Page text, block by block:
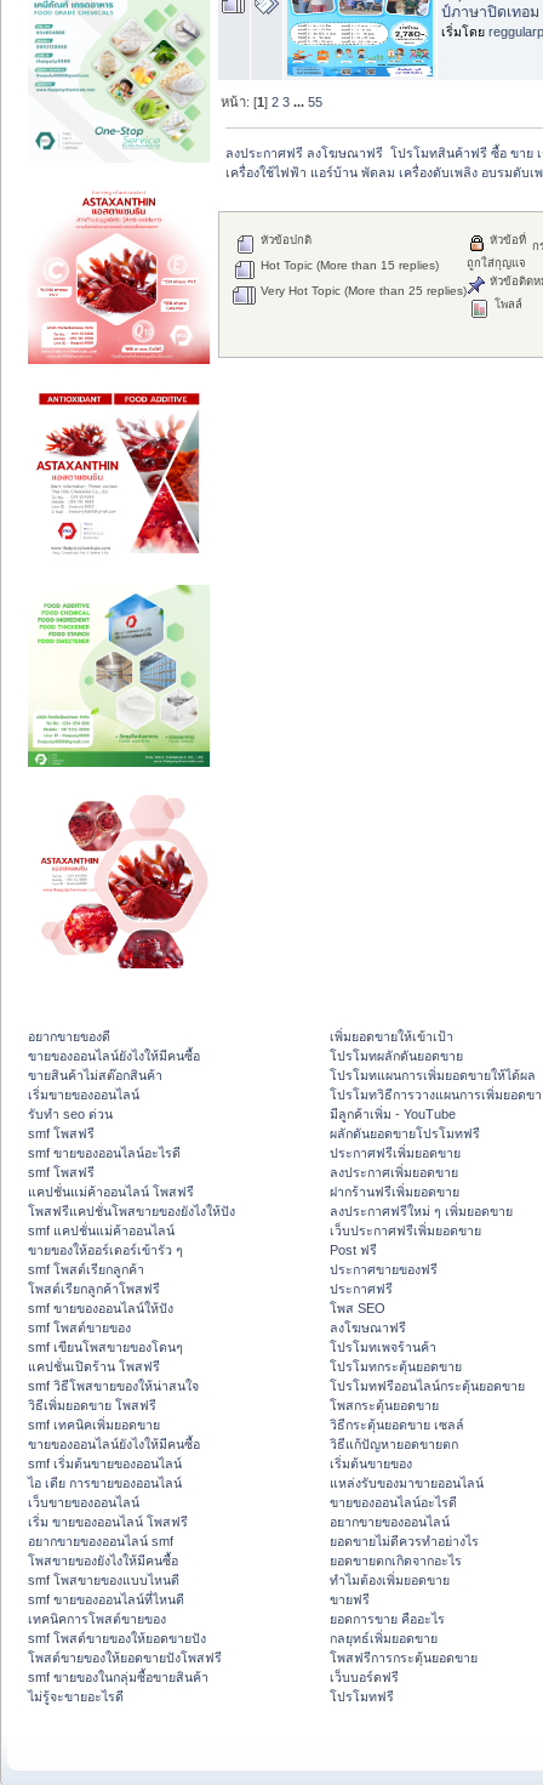
ป์ภาษาปิดเทอม
เริ่มโดย
หน้า: [1]2 3 ...55
ลงประกาศฟรี ลงโฆษณาฟรี  โปรโมทสินค้าฟรี ซื้อ ขาย
เครื่องใช้ไฟฟ้า แอร์บ้าน พัดลม เครื่องดับเพลิง อบรมดับเ
ก
หัวข้อปกติ
Hot Topic (More than 15 replies)
Very Hot Topic (More than 25 replies)
หัวข้อที่
ถูกใส่กุญแจ
หัวข้อติดห
โพลล์
อยากขายของดี
ขายของออนไลน์ยังไงให้มีคนซื้อ
ขายสินค้าไม่สต๊อกสินค้า
เริ่มขายของออนไลน์
รับทำ seo ด่วน
smf โพสฟรี
smf ขายของออนไลน์อะไรดี
smf โพสฟรี
แคปชั่นแม่ค้าออนไลน์ โพสฟรี
โพสฟรีแคปชั่นโพสขายของยังไงให้ปัง
smf แคปชั่นแม่ค้าออนไลน์
ขายของให้ออร์เดอร์เข้ารัว ๆ
smf โพสต์เรียกลูกค้า
โพสต์เรียกลูกค้าโพสฟรี
smf ขายของออนไลน์ให้ปัง
smf โพสต์ขายของ
smf เขียนโพสขายของโดนๆ
แคปชั่นเปิดร้าน โพสฟรี
smf วิธีโพสขายของให้น่าสนใจ
วิธีเพิ่มยอดขาย โพสฟรี
smf เทคนิคเพิ่มยอดขาย
ขายของออนไลน์ยังไงให้มีคนซื้อ
smf เริ่มต้นขายของออนไลน์
ไอ เดีย การขายของออนไลน์
เว็บขายของออนไลน์
เริ่ม ขายของออนไลน์ โพสฟรี
อยากขายของออนไลน์ smf
โพสขายของยังไงให้มีคนซื้อ
smf โพสขายของแบบไหนดี
smf ขายของออนไลน์ที่ไหนดี
เทคนิคการโพสต์ขายของ
smf โพสต์ขายของให้ยอดขายปัง
โพสต์ขายของให้ยอดขายปังโพสฟรี
smf ขายของในกลุ่มซื้อขายสินค้า
ไม่รู้จะขายอะไรดี
เพิ่มยอดขายให้เข้าเป้า
โปรโมทผลักดันยอดขาย
โปรโมทแผนการเพิ่มยอดขายให้ได้ผล
โปรโมทวิธีการวางแผนการเพิ่มยอดข
มีลูกค้าเพิ่ม - YouTube
ผลักดันยอดขายโปรโมทฟรี
ประกาศฟรีเพิ่มยอดขาย
ลงประกาศเพิ่มยอดขาย
ฝากร้านฟรีเพิ่มยอดขาย
ลงประกาศฟรีใหม่ ๆ เพิ่มยอดขาย
เว็บประกาศฟรีเพิ่มยอดขาย
Post ฟรี
ประกาศขายของฟรี
ประกาศฟรี
โพส SEO
ลงโฆษณาฟรี
โปรโมทเพจร้านค้า
โปรโมทกระตุ้นยอดขาย
โปรโมทฟรีออนไลน์กระตุ้นยอดขาย
โพสกระตุ้นยอดขาย
วิธีกระตุ้นยอดขาย เซลล์
วิธีแก้ปัญหายอดขายตก
เริ่มต้นขายของ
แหล่งรับของมาขายออนไลน์
ขายของออนไลน์อะไรดี
อยากขายของออนไลน์
ยอดขายไม่ดีควรทำอย่างไร
ยอดขายตกเกิดจากอะไร
ทำไมต้องเพิ่มยอดขาย
ขายฟรี
ยอดการขาย คืออะไร
กลยุทธ์เพิ่มยอดขาย
โพสฟรีการกระตุ้นยอดขาย
เว็บบอร์ดฟรี
โปรโมทฟรี